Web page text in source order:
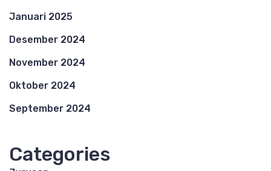
Januari 2025
Desember 2024
November 2024
Oktober 2024
September 2024
Categories